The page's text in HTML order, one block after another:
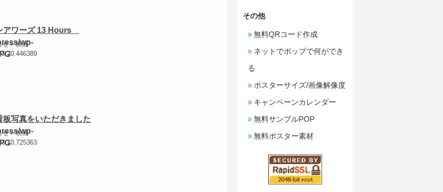
アワーズ 13 Hours
せ＞映画
板写真をいただきました
せ＞映画
その他
無料QRコード作成
ネットでポップで何ができ
る
ポスターサイズ/画像解像度
キャンペーンカレンダー
無料サンプルPOP
無料ポスター素材